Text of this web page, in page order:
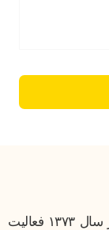
یکی از کارخانه‌های معتبر در ایران است که از سال ۱۳۷۳ فعالیت